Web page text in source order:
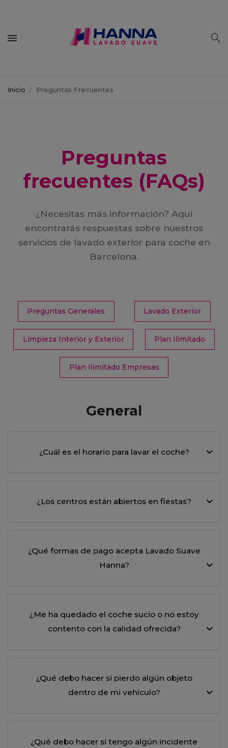
Inicio Preguntas Frecuentes
Preguntas
frecuentes (FAQs)
¿Necesitas más información? Aquí
encontrarás respuestas sobre nuestros
servicios de lavado exterior para coche en
Barcelona.
Preguntas Generales Lavado Exterior
Limpieza Interior y Exterior Plan Ilimitado
Plan Ilimitado Empresas
General
¿Cuál es el horario para lavar el coche?
¿Los centros están abiertos en fiestas?
¿Qué formas de pago acepta Lavado Suave
Hanna?
¿Me ha quedado el coche sucio o no estoy
contento con la calidad ofrecida?
¿Qué debo hacer si pierdo algún objeto
dentro de mi vehículo?
¿Qué debo hacer si tengo algún incidente